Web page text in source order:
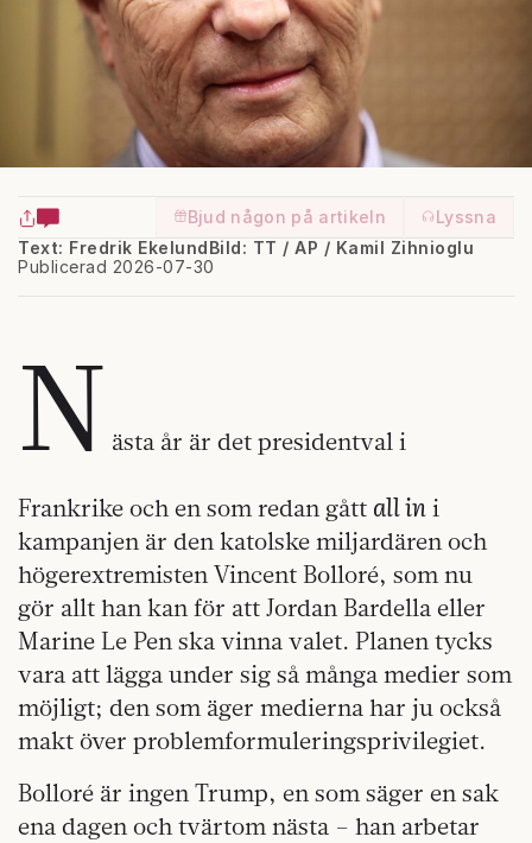
Bjud någon på artikeln
Lyssna
Text: Fredrik Ekelund
Publicerad 2026-07-30
Bild: TT / AP / Kamil Zihnioglu
N ästa år är det presidentval i
Frankrike och en som redan gått all in i
kampanjen är den katolske miljardären och
högerextremisten Vincent Bolloré, som nu
gör allt han kan för att Jordan Bardella eller
Marine Le Pen ska vinna valet. Planen tycks
vara att lägga under sig så många medier som
möjligt; den som äger medierna har ju också
makt över problemformuleringsprivilegiet.
Bolloré är ingen Trump, en som säger en sak
ena dagen och tvärtom nästa – han arbetar